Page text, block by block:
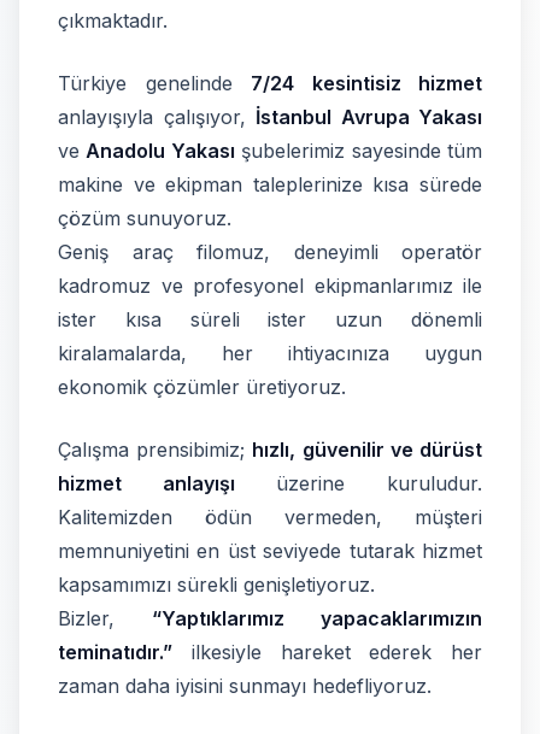
çıkmaktadır.
Türkiye genelinde 7/24 kesintisiz hizmet
anlayışıyla çalışıyor, İstanbul Avrupa Yakası
ve Anadolu Yakası şubelerimiz sayesinde tüm
makine ve ekipman taleplerinize kısa sürede
çözüm sunuyoruz.
Geniş araç filomuz, deneyimli operatör
kadromuz ve profesyonel ekipmanlarımız ile
ister kısa süreli ister uzun dönemli
kiralamalarda, her ihtiyacınıza uygun
ekonomik çözümler üretiyoruz.
Çalışma prensibimiz; hızlı, güvenilir ve dürüst
hizmet anlayışı üzerine kuruludur.
Kalitemizden ödün vermeden, müşteri
memnuniyetini en üst seviyede tutarak hizmet
kapsamımızı sürekli genişletiyoruz.
Bizler, “Yaptıklarımız yapacaklarımızın
teminatıdır.” ilkesiyle hareket ederek her
zaman daha iyisini sunmayı hedefliyoruz.